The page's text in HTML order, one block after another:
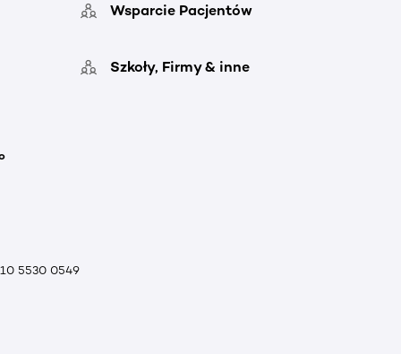
Wsparcie Pacjentów
Szkoły, Firmy & inne
5530 0549